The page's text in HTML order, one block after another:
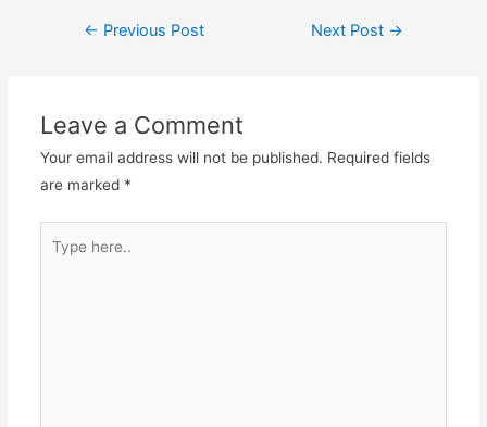
← Previous Post Next Post →
Leave a Comment
Your email address will not be published. Required fields
are marked *